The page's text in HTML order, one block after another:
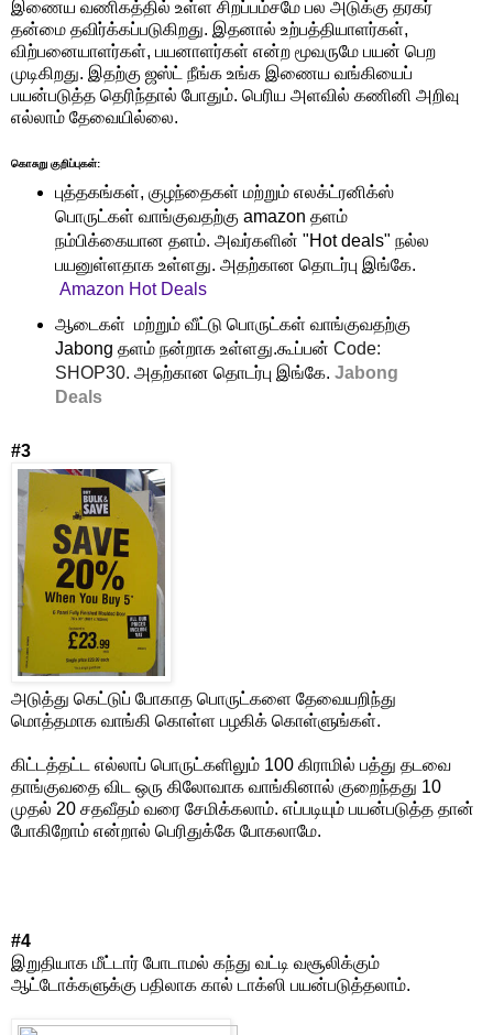
இணைய வணிகத்தில் உள்ள சிறப்பம்சமே பல அடுக்கு தரகர்
தன்மை தவிர்க்கப்படுகிறது. இதனால் உற்பத்தியாளர்கள்,
விற்பனையாளர்கள், பயனாளர்கள் என்ற மூவருமே பயன் பெற
முடிகிறது. இதற்கு ஜஸ்ட் நீங்க உங்க இணைய வங்கியைப்
பயன்படுத்த தெரிந்தால் போதும். பெரிய அளவில் கணினி அறிவு
எல்லாம் தேவையில்லை.
கொசுறு குறிப்புகள்:
புத்தகங்கள், குழந்தைகள் மற்றும் எலக்ட்ரனிக்ஸ்
பொருட்கள் வாங்குவதற்கு amazon தளம்
நம்பிக்கையான தளம். அவர்களின் "Hot deals" நல்ல
பயனுள்ளதாக உள்ளது. அதற்கான தொடர்பு இங்கே.
Amazon Hot Deals
ஆடைகள் மற்றும் வீட்டு பொருட்கள் வாங்குவதற்கு
Jabong தளம் நன்றாக உள்ளது.கூப்பன் Code:
SHOP30. அதற்கான தொடர்பு இங்கே. Jabong
Deals
#3
அடுத்து கெட்டுப் போகாத பொருட்களை தேவையறிந்து
மொத்தமாக வாங்கி கொள்ள பழகிக் கொள்ளுங்கள்.
கிட்டத்தட்ட எல்லாப் பொருட்களிலும் 100 கிராமில் பத்து தடவை
தாங்குவதை விட ஒரு கிலோவாக வாங்கினால் குறைந்தது 10
முதல் 20 சதவீதம் வரை சேமிக்கலாம். எப்படியும் பயன்படுத்த தான்
போகிறோம் என்றால் பெரிதுக்கே போகலாமே.
#4
இறுதியாக மீட்டார் போடாமல் கந்து வட்டி வசூலிக்கும்
ஆட்டோக்களுக்கு பதிலாக கால் டாக்ஸி பயன்படுத்தலாம்.